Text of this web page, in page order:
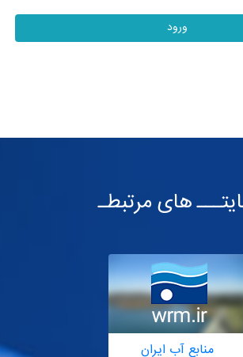
ورود
های مرتبطـ
منابع آب ایران